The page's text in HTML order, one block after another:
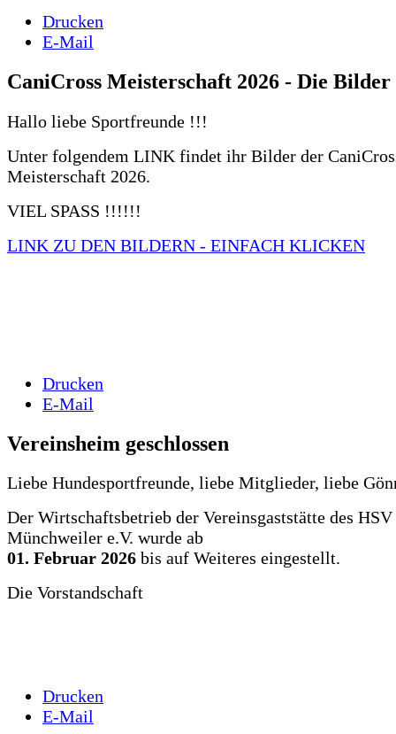
Drucken
E-Mail
CaniCross Meisterschaft 2026 - Die Bilder
Hallo liebe Sportfreunde !!!
Unter folgendem LINK findet ihr Bilder der
Meisterschaft 2026.
VIEL SPASS !!!!!!
LINK ZU DEN BILDERN - EINFACH KLICKEN
Drucken
E-Mail
Vereinsheim geschlossen
Liebe Hundesportfreunde, liebe Mitglieder, liebe
Der Wirtschaftsbetrieb der Vereinsgaststätte des HSV
Münchweiler e.V. wurde ab
01. Februar 2026 bis auf Weiteres eingestellt.
Die Vorstandschaft
Drucken
E-Mail